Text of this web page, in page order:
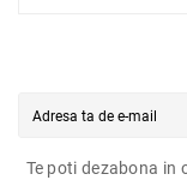
Te poti dezabona in